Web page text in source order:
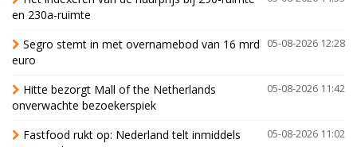
en 230a-ruimte
05-08-2026 12:28
Segro stemt in met overnamebod van 16 mrd
euro
05-08-2026 11:42
Hitte bezorgt Mall of the Netherlands
onverwachte bezoekerspiek
05-08-2026 11:02
Fastfood rukt op: Nederland telt inmiddels